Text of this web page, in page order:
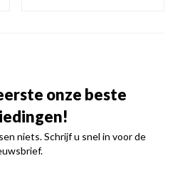
onze beste
niets. Schrijf u snel in voor de